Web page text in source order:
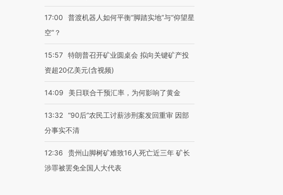
17:00
普渡机器人如何平衡“脚踏实地”与“仰望星
空”？
15:57 特朗普召开矿业圆桌会 拟向关键矿产投
资超20亿美元(含视频)
14:09 美日联合干预汇率，为何影响了黄金
13:32 “90后”农民工讨薪涉刑案发回重审 因部
分事实不清
12:36
贵州山脚树矿难致16人死亡近三年 矿长
涉罪被罢免全国人大代表